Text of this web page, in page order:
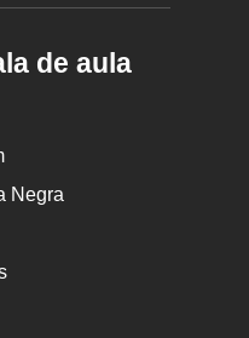
de aula
Negra